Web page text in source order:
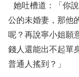
公的未婚妻，那他
呢？再說寧小姐願
錢人還能出不起單
普通人搖到？」